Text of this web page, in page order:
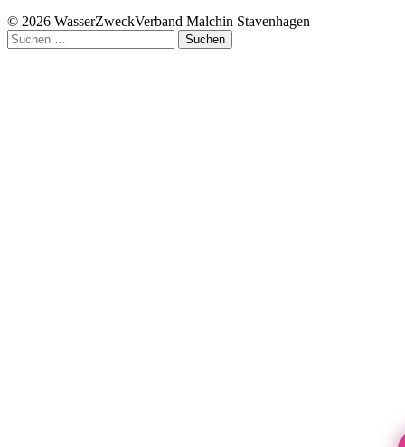
© 2026 WasserZweckVerband­ Malchin Stavenhagen